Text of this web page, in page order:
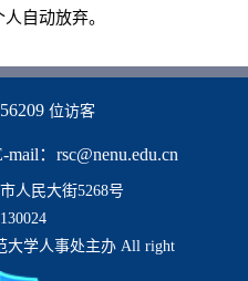
自动放弃。
位访客
：rsc@nenu.edu.cn
人民大街5268号
大学人事处主办 All right